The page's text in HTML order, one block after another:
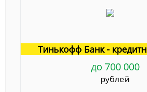
Тинькофф Банк -
до 700 000
рублей